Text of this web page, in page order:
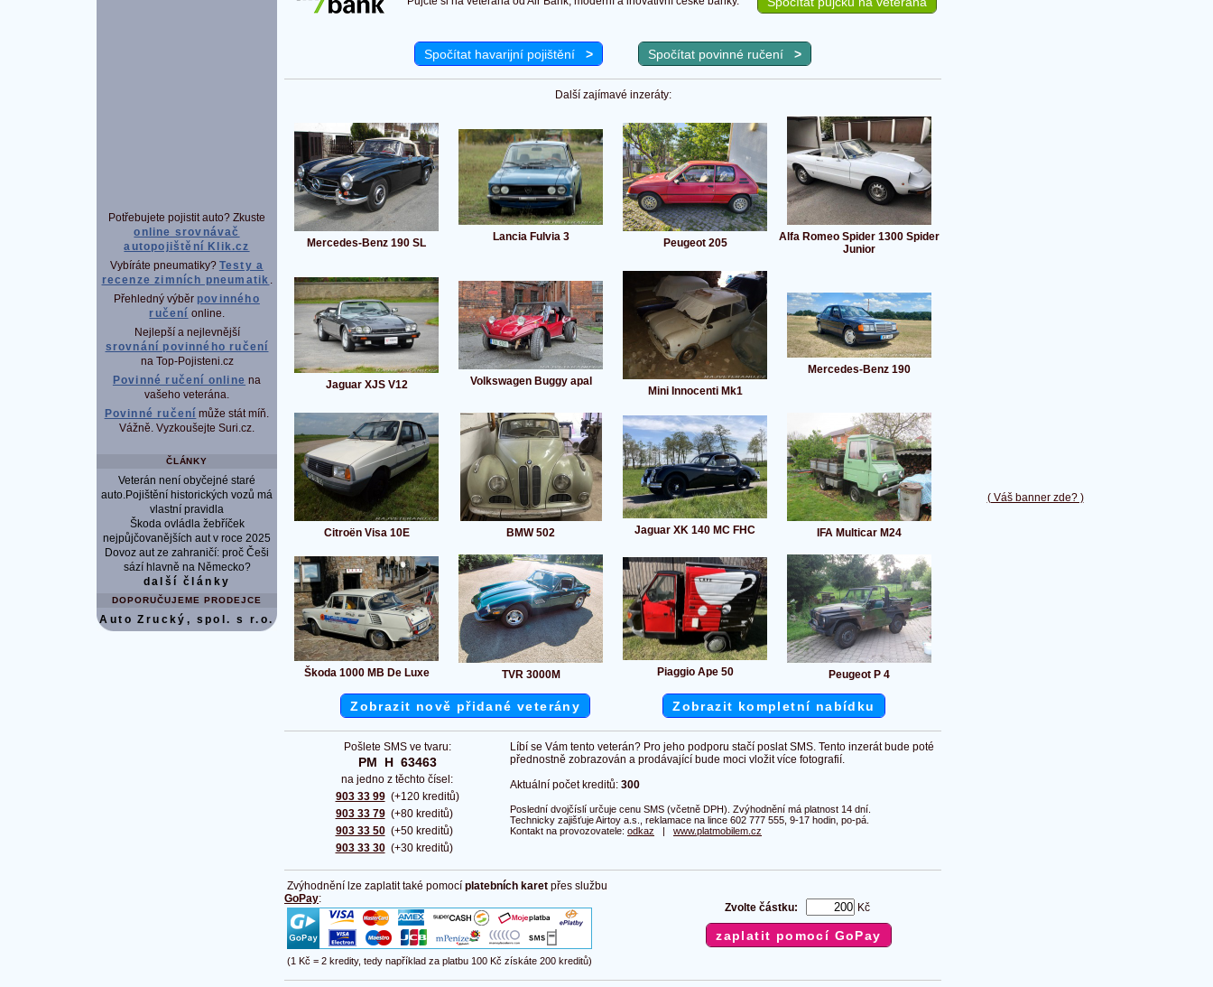
( Váš banner zde? )
Potřebujete pojistit auto? Zkuste
online srovnávač
autopojištění Klik.cz
Vybíráte pneumatiky? Testy a
recenze zimních pneumatik .
Přehledný výběr povinného
ručení online.
Nejlepší a nejlevnější
srovnání povinného ručení
na Top-Pojisteni.cz
Povinné ručení online na
vašeho veterána.
Povinné ručení může stát míň.
Vážně. Vyzkoušejte Suri.cz.
ČLÁNKY
Veterán není obyčejné staré
auto.Pojištění historických vozů má
vlastní pravidla
Škoda ovládla žebříček
nejpůjčovanějších aut v roce 2025
Dovoz aut ze zahraničí: proč Češi
sází hlavně na Německo?
další články
DOPORUČUJEME PRODEJCE
Auto Zrucký, spol. s r.o.
Spočítat havarijní pojištění > Spočítat povinné ručení >
Další zajímavé inzeráty:
Mercedes-Benz 190 SL Lancia Fulvia 3 Peugeot 205
Alfa Romeo Spider 1300 Spider
Junior
Jaguar XJS V12 Volkswagen Buggy apal
Mini Innocenti Mk1
Mercedes-Benz 190
Citroën Visa 10E BMW 502 Jaguar XK 140 MC FHC IFA Multicar M24
Škoda 1000 MB De Luxe TVR 3000M Piaggio Ape 50 Peugeot P 4
Zobrazit nově přidané veterány Zobrazit kompletní nabídku
Pošlete SMS ve tvaru:
PM  H  63463
na jedno z těchto čísel:
903 33 99
903 33 79
903 33 50
903 33 30
(+120 kreditů)
(+80 kreditů)
(+50 kreditů)
(+30 kreditů)
Líbí se Vám tento veterán? Pro jeho podporu stačí poslat SMS. Tento inzerát bude poté
přednostně zobrazován a prodávající bude moci vložit více fotografií.
Aktuální počet kreditů: 300
Poslední dvojčíslí určuje cenu SMS (včetně DPH). Zvýhodnění má platnost 14 dní.
Technicky zajišťuje Airtoy a.s., reklamace na lince 602 777 555, 9-17 hodin, po-pá.
Kontakt na provozovatele: odkaz | www.platmobilem.cz
Zvýhodnění lze zaplatit také pomocí platebních karet přes službu
GoPay:
(1 Kč = 2 kredity, tedy například za platbu 100 Kč získáte 200 kreditů)
Zvolte částku: Kč